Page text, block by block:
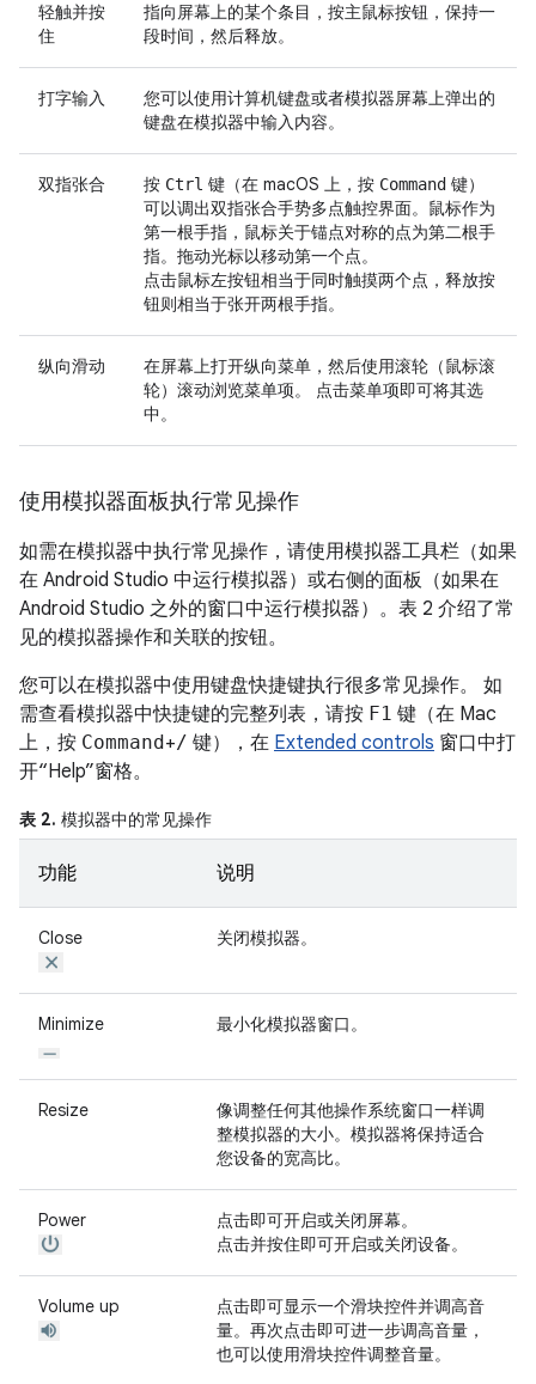
轻触并按
住
指向屏幕上的某个条目，按主鼠标按钮，保持一
段时间，然后释放。
打字输入
您可以使用计算机键盘或者模拟器屏幕上弹出的
键盘在模拟器中输入内容。
双指张合 按 Ctrl 键（在 macOS 上，按 Command 键）
可以调出双指张合手势多点触控界面。鼠标作为
第一根手指，鼠标关于锚点对称的点为第二根手
指。拖动光标以移动第一个点。
点击鼠标左按钮相当于同时触摸两个点，释放按
钮则相当于张开两根手指。
纵向滑动
在屏幕上打开纵向菜单，然后使用滚轮（鼠标滚
轮）滚动浏览菜单项。 点击菜单项即可将其选
中。
使用模拟器面板执行常见操作
如需在模拟器中执行常见操作，请使用模拟器工具栏（如果
在 Android Studio 中运行模拟器）或右侧的面板（如果在
Android Studio 之外的窗口中运行模拟器）。表 2 介绍了常
见的模拟器操作和关联的按钮。
您可以在模拟器中使用键盘快捷键执行很多常见操作。 如
需查看模拟器中快捷键的完整列表，请按 F1 键（在 Mac
上，按 Command+/ 键），在 Extended controls 窗口中打
开“Help”窗格。
表 2. 模拟器中的常见操作
功能 说明
Close 关闭模拟器。
Minimize 最小化模拟器窗口。
Resize
像调整任何其他操作系统窗口一样调
整模拟器的大小。模拟器将保持适合
您设备的宽高比。
Power
点击即可开启或关闭屏幕。
点击并按住即可开启或关闭设备。
Volume up
点击即可显示一个滑块控件并调高音
量。再次点击即可进一步调高音量，
也可以使用滑块控件调整音量。